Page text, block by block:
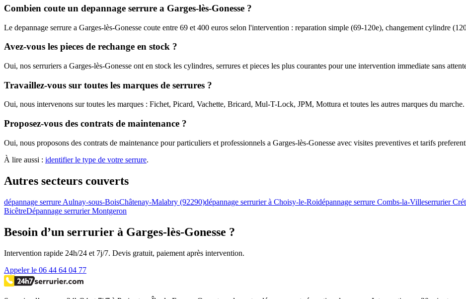
Combien coute un depannage serrure a Garges-lès-Gonesse ?
Le depannage serrure a Garges-lès-Gonesse coute entre 69 et 400 euros selon l'intervention : reparation simple (69-120e), changement cylindre
Avez-vous les pieces de rechange en stock ?
Oui, nos serruriers a Garges-lès-Gonesse ont en stock les cylindres, serrures et pieces les plus courantes pour une intervention immediate sans
Travaillez-vous sur toutes les marques de serrures ?
Oui, nous intervenons sur toutes les marques : Fichet, Picard, Vachette, Bricard, Mul-T-Lock, JPM, Mottura et toutes les autres marques du marche.
Proposez-vous des contrats de maintenance ?
Oui, nous proposons des contrats de maintenance pour particuliers et professionnels a Garges-lès-Gonesse avec visites preventives et tarifs
À lire aussi : identifier le type de votre serrure.
Autres secteurs couverts
dépannage serrure Aulnay-sous-BoisChâtenay-Malabry (92290)dépannage serrurier à Choisy-le-Roidépannage serrure Combs-la-Villeserrurier
BicêtreDépannage serrurier Montgeron
Besoin d’un serrurier à Garges-lès-Gonesse ?
Intervention rapide 24h/24 et 7j/7. Devis gratuit, paiement après intervention.
Appeler le 06 44 64 04 77